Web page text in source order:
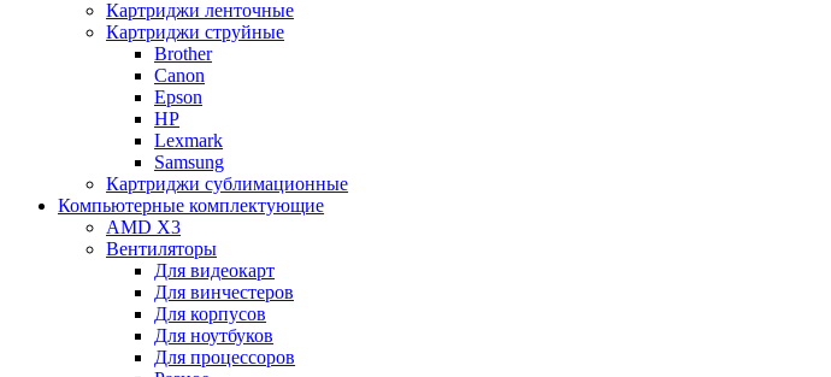
Картриджи ленточные
Картриджи струйные
Brother
Canon
Epson
HP
Lexmark
Samsung
Картриджи сублимационные
Компьютерные комплектующие
AMD X3
Вентиляторы
Для видеокарт
Для винчестеров
Для корпусов
Для ноутбуков
Для процессоров